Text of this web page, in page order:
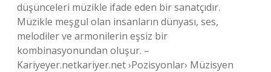
düşünceleri müzikle ifade eden bir sanatçıdır.
Müzikle meşgul olan insanların dünyası, ses,
melodiler ve armonilerin eşsiz bir
kombinasyonundan oluşur. –
Kariyeyer.netkariyer.net ›Pozisyonlar› Müzisyen